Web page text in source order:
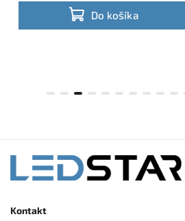
Do košíka
profesionálnom 50 m návine je určený
pre veľké inštalácie v hoteloch,
obchodných priestoroch, reštauráciách aj
Kontakt